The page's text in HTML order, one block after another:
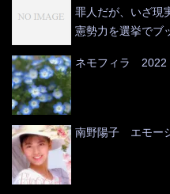
罪人だが、いざ
憲勢力を選挙でブ
ネモフィラ 2022
南野陽子 エモー